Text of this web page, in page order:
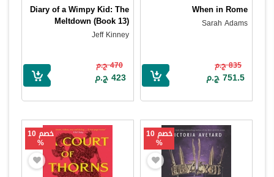
When in Rome
Sarah Adams
835 ج.م
751.5 ج.م
Diary of a Wimpy Kid: The
Meltdown (Book 13)
Jeff Kinney
470 ج.م
423 ج.م
خصم 10
%
خصم 10
%